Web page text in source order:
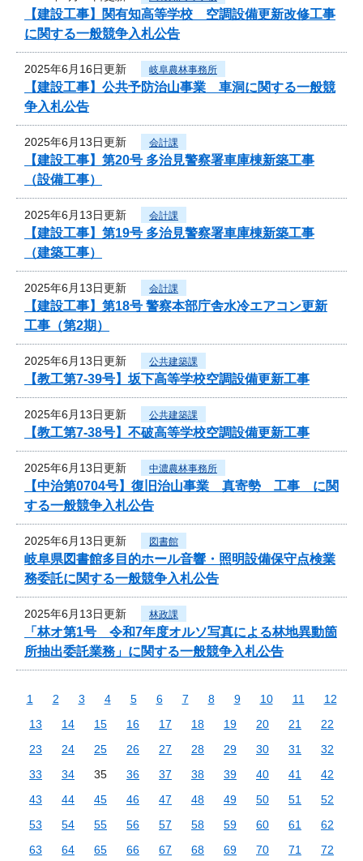
【建設工事】関有知高等学校 空調設備更新改修工事
に関する一般競争入札公告
2025年6月16日更新 岐阜農林事務所
【建設工事】公共予防治山事業 車洞に関する一般競
争入札公告
2025年6月13日更新 会計課
【建設工事】第20号 多治見警察署車庫棟新築工事
（設備工事）
2025年6月13日更新 会計課
【建設工事】第19号 多治見警察署車庫棟新築工事
（建築工事）
2025年6月13日更新 会計課
【建設工事】第18号 警察本部庁舎水冷エアコン更新
工事（第2期）
2025年6月13日更新 公共建築課
【教工第7-39号】坂下高等学校空調設備更新工事
2025年6月13日更新 公共建築課
【教工第7-38号】不破高等学校空調設備更新工事
2025年6月13日更新 中濃農林事務所
【中治第0704号】復旧治山事業 真寄勢 工事 に関
する一般競争入札公告
2025年6月13日更新 図書館
岐阜県図書館多目的ホール音響・照明設備保守点検業
務委託に関する一般競争入札公告
2025年6月13日更新 林政課
「林オ第1号 令和7年度オルソ写真による林地異動箇
所抽出委託業務」に関する一般競争入札公告
1 2 3 4 5 6 7 8 9 10 11
12
13
14 15 16 17 18 19 20 21
22
23
24 25 26 27 28 29 30 31
32
33
34 35 36 37 38 39 40 41
42
43
44 45 46 47 48 49 50 51
52
53
54 55 56 57 58 59 60 61
62
63
64 65 66 67 68 69 70 71
72